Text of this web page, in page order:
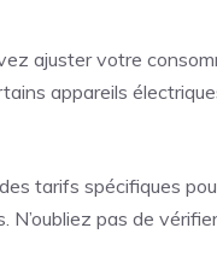
ajuster votre
appareils
tarifs spécifiques
pas de